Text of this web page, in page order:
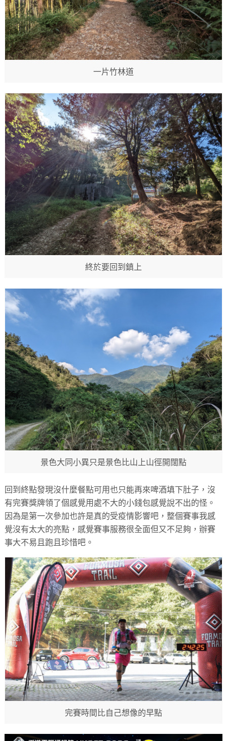
一片竹林道
終於要回到鎮上
景色大同小異只是景色比山上山徑開闊點
回到終點發現沒什麼餐點可用也只能再來啤酒填下肚子，沒
有完賽獎牌領了個感覺用處不大的小錢包感覺說不出的怪。
因為是第一次參加也許是真的受疫情影響吧，整個賽事我感
覺沒有太大的亮點，感覺賽事服務很全面但又不足夠，辦賽
事大不易且跑且珍惜吧。
完賽時間比自己想像的早點